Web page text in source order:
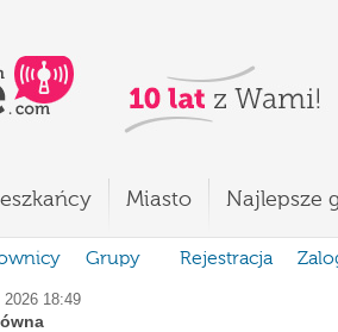
Miasto Najlepsze
Grupy Rejestracja
18:49